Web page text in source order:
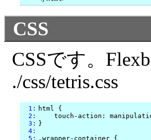
CSS
CSSです。
./css/tetris.css
  1:
  2:
  3:
  4:
  5:
html {
touch-action:
}
.wrapper-container {